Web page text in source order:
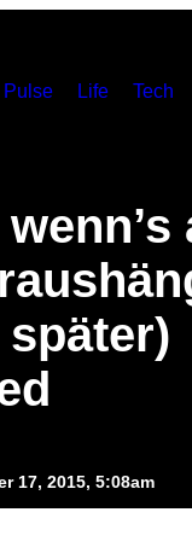
Pulse Life Tech
17, 2015, 5:08am